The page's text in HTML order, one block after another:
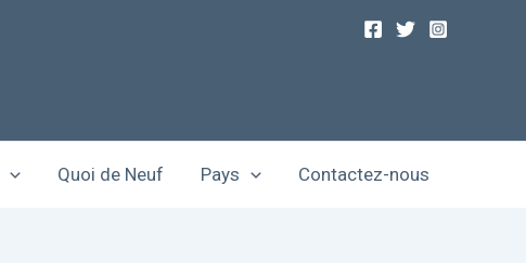
Quoi de Neuf Pays Contactez-nous